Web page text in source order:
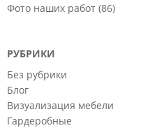
Фото наших работ (86)
РУБРИКИ
Без рубрики
Блог
Визуализация мебели
Гардеробные